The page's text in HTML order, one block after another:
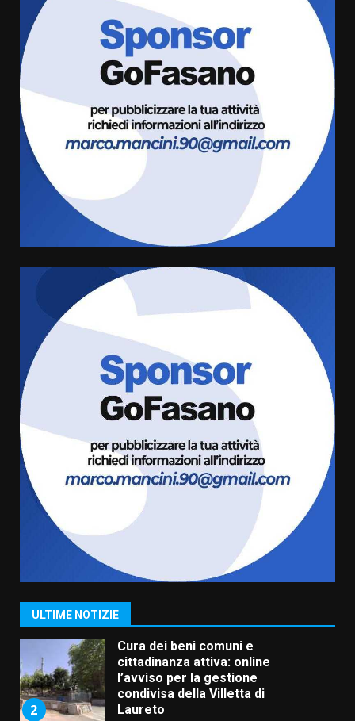
ULTIME NOTIZIE
La magia del Minareto e la prima
assoluta de “L’Albergo
Belvedere. Il rapimento”
6 Agosto 2026 06:15
Serie D, l’Us Fasano è escluso
dal campionato
Truffatori in azione nelle
frazioni fasanesi
5 Agosto 2026 11:03
Residenti di Savelletri scrivono
al Prefetto: “Noi cittadini di
serie B”
5 Agosto 2026 06:15
A Savelletri torna la Sagra del
Pesce Spada: appuntamento a
sabato 8 agosto
5 Agosto 2026 06:10
1
Grazia Neglia, coordinatrice
cittadina di Fratelli d’Italia,
pronta a tornare in Consiglio
2
Cura dei beni comuni e
cittadinanza attiva: online
l’avviso per la gestione
condivisa della Villetta di
Laureto